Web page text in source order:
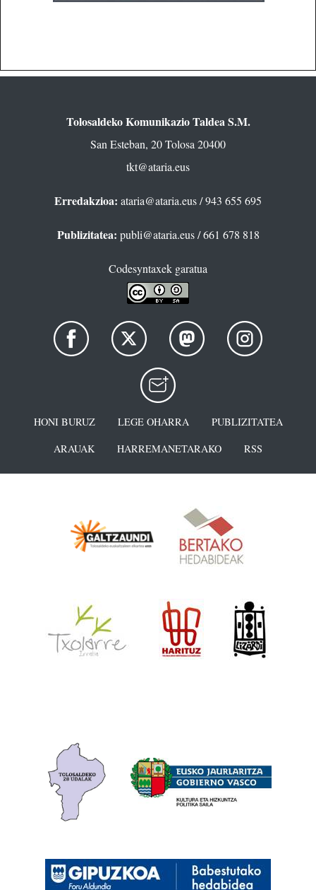
Tolosaldeko Komunikazio Taldea S.M.
San Esteban, 20 Tolosa 20400
tkt@ataria.eus
Erredakzioa: ataria@ataria.eus/ 943 655 695
Publizitatea: publi@ataria.eus/ 661 678 818
Codesyntaxek garatua
HONI BURUZ LEGE OHARRA
PUBLIZITATEA
ARAUAK
HARREMANETARAKO RSS